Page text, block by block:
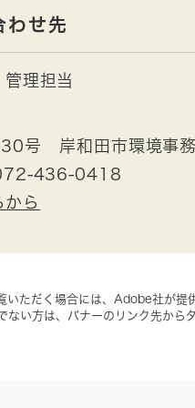
わせ先
管理担当
30号 岸和田市環境事
436-0418
から
いただく場合には、Adobe社が提
い方は、バナーのリンク先から